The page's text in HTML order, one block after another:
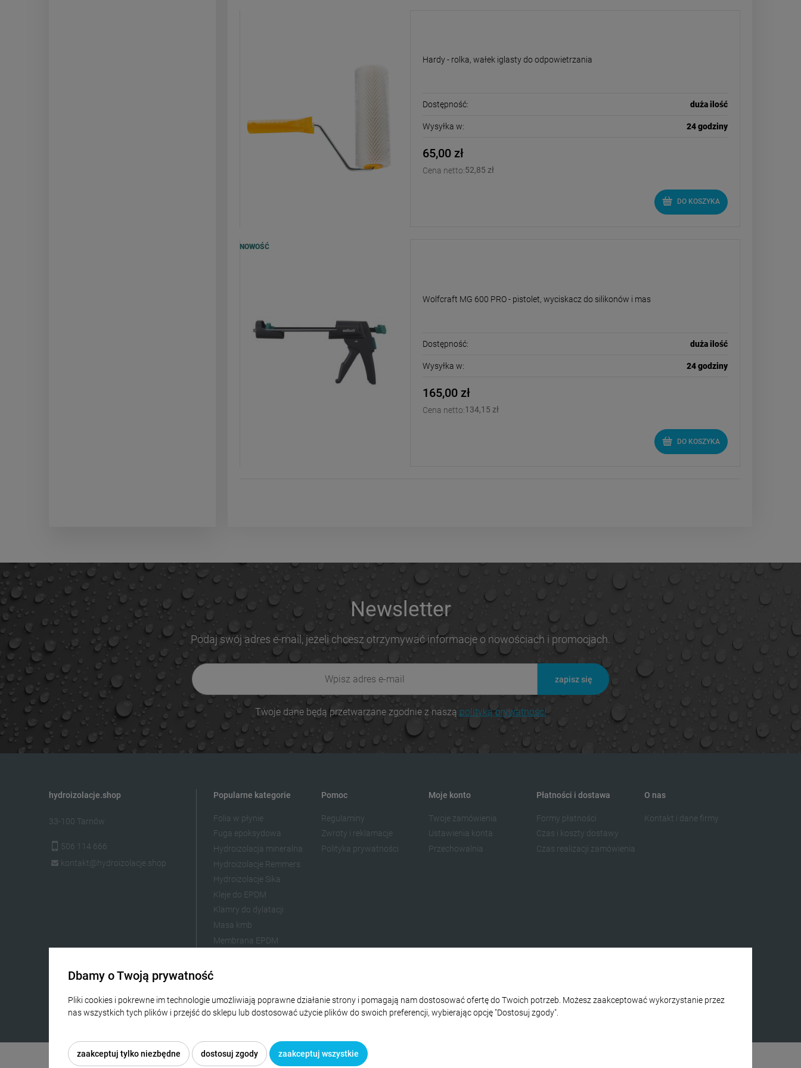
Hardy - rolka, wałek iglasty do odpowietrzania
Dostępność: duża ilość
Wysyłka w: 24 godziny
65,00 zł
Cena netto:52,85 zł
DO KOSZYKA
Wolfcraft MG 600 PRO - pistolet, wyciskacz do silikonów i mas
Dostępność: duża ilość
Wysyłka w: 24 godziny
165,00 zł
Cena netto:134,15 zł
DO KOSZYKA
NOWOŚĆ
Newsletter
Podaj swój adres e-mail, jeżeli chcesz otrzymywać informacje o nowościach i promocjach.
zapisz się
Twoje dane będą przetwarzane zgodnie z naszą polityką prywatności
hydroizolacje.shop
33-100 Tarnów
506 114 666
kontakt@hydroizolacje.shop
Popularne kategorie
Folia w płynie
Fuga epoksydowa
Hydroizolacja mineralna
Hydroizolacje Remmers
Hydroizolacje Sika
Kleje do EPDM
Klamry do dylatacji
Masa kmb
Membrana EPDM
Żywica na taras
Pomoc
Regulaminy
Zwroty i reklamacje
Polityka prywatności
Moje konto
Twoje zamówienia
Ustawienia konta
Przechowalnia
Płatności i dostawa
Formy płatności
Czas i koszty dostawy
Czas realizacji zamówienia
O nas
Kontakt i dane firmy
2026 ©hydroizolacje.shop| sklep internetowy
Dbamy o Twoją prywatność
Pliki cookies i pokrewne im technologie umożliwiają poprawne działanie strony i pomagają nam dostosować ofertę do Twoich potrzeb. Możesz zaakceptować wykorzystanie przez
nas wszystkich tych plików i przejść do sklepu lub dostosować użycie plików do swoich preferencji, wybierając opcję "Dostosuj zgody".
zaakceptuj tylko niezbędne dostosuj zgody zaakceptuj wszystkie